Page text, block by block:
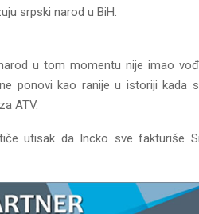
srpski narod u BiH.
u tom momentu nije imao
ponovi kao ranije u istoriji kada
ATV.
utisak da Incko sve fakturiše